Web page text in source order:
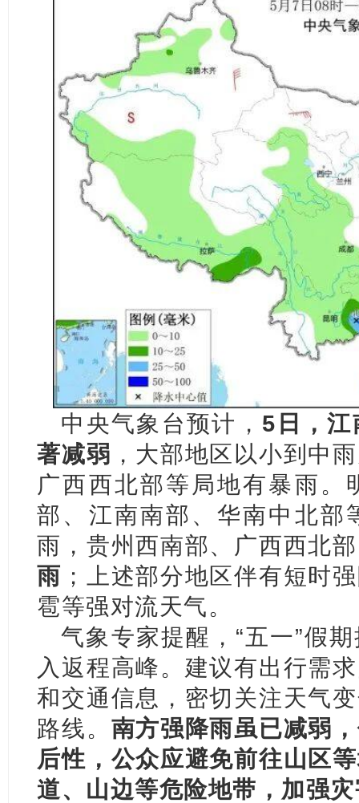
中央气象台预计， 5日，江
著减弱 ，大部地区以小到中
广西西北部等局地有暴雨。
部、江南南部、华南中北部
雨，贵州西南部、广西西北
雨 ；上述部分地区伴有短时
雹等强对流天气。
气象专家提醒，“五一”假
入返程高峰。建议有出行需
和交通信息，密切关注天气
路线。 南方强降雨虽已减弱
后性，公众应避免前往山区
道、山边等危险地带，加强